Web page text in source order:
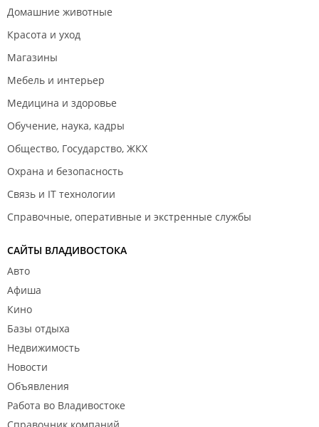
Домашние животные
Красота и уход
Магазины
Мебель и интерьер
Медицина и здоровье
Обучение, наука, кадры
Общество, Государство, ЖКХ
Охрана и безопасность
Связь и IT технологии
Справочные, оперативные и экстренные службы
САЙТЫ ВЛАДИВОСТОКА
Авто
Афиша
Кино
Базы отдыха
Недвижимость
Новости
Объявления
Работа во Владивостоке
Справочник компаний